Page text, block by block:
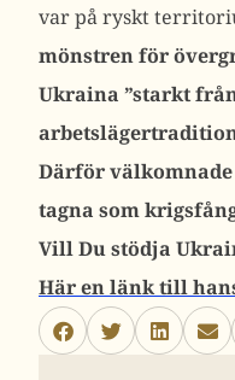
var på ryskt
mönstren för
Ukraina ”starkt
Därför
tagna som
Vill Du stödja
Här en länk till